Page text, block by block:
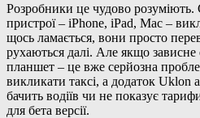
Розробники це чудово
пристрої – iPhone, iPad, Mac –
щось ламається, вони просто
рухаються далі. Але якщо
планшет – це вже серйозна
викликати таксі, а додаток Uklon
бачить водіїв чи не показує
для бета версії.